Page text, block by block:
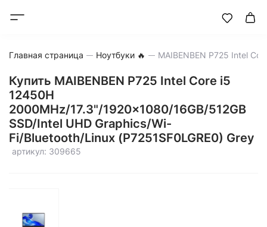
Главная страница Ноутбуки 🔥
Купить MAIBENBEN P725 Intel Core i5
12450H
2000MHz/17.3"/1920x1080/16GB/512GB
SSD/Intel UHD Graphics/Wi-
Fi/Bluetooth/Linux (P7251SF0LGRE0) Grey
артикул: 309665